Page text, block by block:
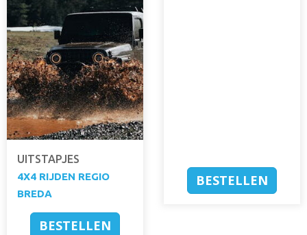
UITSTAPJES
4X4 RIJDEN REGIO
BREDA
BESTELLEN
BESTELLEN